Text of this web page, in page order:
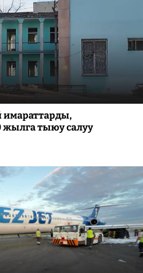
жылга тыюу салуу